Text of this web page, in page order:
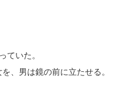
ていた。
、男は鏡の前に立たせる。